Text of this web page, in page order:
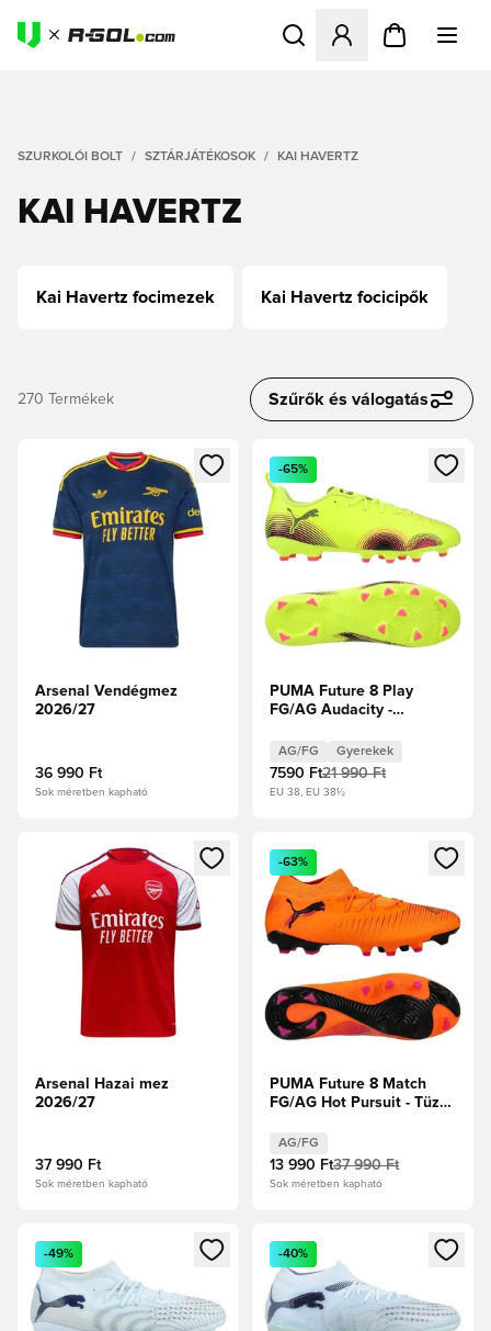
Megnyit egy modált a
SZURKOLÓI BOLT SZTÁRJÁTÉKOSOK KAI HAVERTZ
KAI HAVERTZ
Kai Havertz focimezek Kai Havertz focicipők
270 Termékek Szűrők és válogatás
Megnyit egy modált a bejelentkezéshez vagy a tagként
Arsenal Vendégmez
2026/27
36 990 Ft
Sok méretben kapható
Megnyit egy modált a
-65%
PUMA Future 8 Play
FG/AG Audacity -
sárga/PUMA
Fekete/Napfényes Gyerek
AG/FG Gyerekek
7590 Ft21 990 Ft
EU 38, EU 38½
Megnyit egy modált a bejelentkezéshez vagy a tagként
Arsenal Hazai mez
2026/27
37 990 Ft
Sok méretben kapható
Megnyit egy modált a
-63%
PUMA Future 8 Match
FG/AG Hot Pursuit - Tüzes
Fekete/Ravish
AG/FG
13 990 Ft37 990 Ft
Sok méretben kapható
Megnyit egy modált a bejelentkezéshez vagy a tagként
-49%
Megnyit egy modált a
-40%